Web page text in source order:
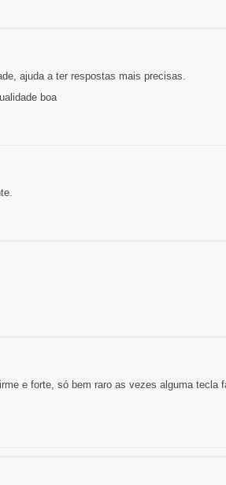
ajuda a ter respostas mais precisas.
boa
e forte, só bem raro as vezes alguma tecla